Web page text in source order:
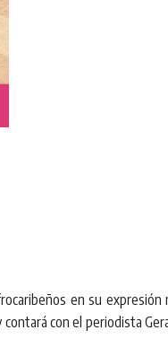
en su expresión
con el periodista